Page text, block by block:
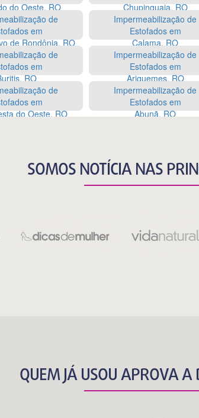
do Oeste, RO
Chupinguaia, RO
de
em
de Rondônia, RO
Impermeabilização de
Estofados em
Calama, RO
de
em
RO
Impermeabilização de
Estofados em
Ariquemes, RO
de
em
do Oeste, RO
Impermeabilização de
Estofados em
Abunã, RO
SOMOS NOTÍCIA NAS
QUEM JÁ USOU APROVA A